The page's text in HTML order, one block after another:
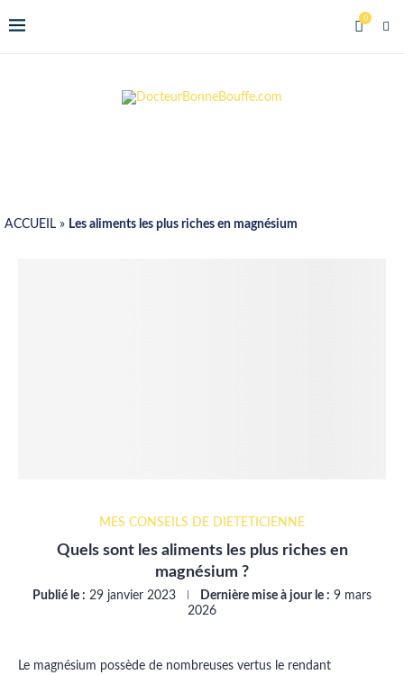
0
ACCUEIL » Les aliments les plus riches en magnésium
MES CONSEILS DE DIÉTÉTICIENNE
Quels sont les aliments les plus riches en
magnésium ?
Publié le : 29 janvier 2023 Dernière mise à jour le : 9 mars
2026
Le magnésium possède de nombreuses vertus le rendant